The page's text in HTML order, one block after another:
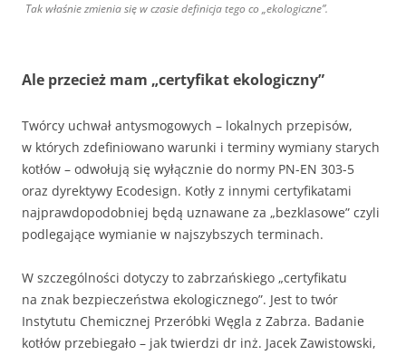
Tak właśnie zmienia się w czasie definicja tego co „ekologiczne”.
Ale przecież mam „certyfikat ekologiczny”
Twórcy uchwał antysmogowych – lokalnych przepisów,
w których zdefiniowano warunki i terminy wymiany starych
kotłów – odwołują się wyłącznie do normy PN-EN 303-5
oraz dyrektywy Ecodesign. Kotły z innymi certyfikatami
najprawdopodobniej będą uznawane za „bezklasowe” czyli
podlegające wymianie w najszybszych terminach.
W szczególności dotyczy to zabrzańskiego „certyfikatu
na znak bezpieczeństwa ekologicznego”. Jest to twór
Instytutu Chemicznej Przeróbki Węgla z Zabrza. Badanie
kotłów przebiegało – jak twierdzi dr inż. Jacek Zawistowski,